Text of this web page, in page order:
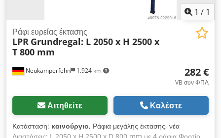
1 / 1
Neukamperfehn 1.924 km
Ράφι ευρείας έκτασης
LPR Grundregal: L 2050 x H 2500 x
T 800 mm
282 €
VB συν ΦΠΑ
Αιτηθείτε Καλέστε
Κατάσταση: καινούργιο, Ράφια μεγάλης έκτασης, νέα